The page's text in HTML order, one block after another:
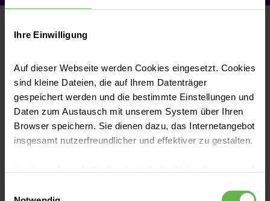
Ihre Einwilligung
Auf dieser Webseite werden Cookies eingesetzt. Cookies
sind kleine Dateien, die auf Ihrem Datenträger
gespeichert werden und die bestimmte Einstellungen und
Daten zum Austausch mit unserem System über Ihren
Browser speichern. Sie dienen dazu, das Internetangebot
insgesamt nutzerfreundlicher und effektiver zu gestalten.
eingesetzt werden.
psychischen Beschwerden bei einer
chronischen Erkrankung von Mensch zu
Mensch zu verschieden sind. Um die
Lebensqualität bestmöglich zu erhalten oder
unterstützende Maßnahmen ergriffen